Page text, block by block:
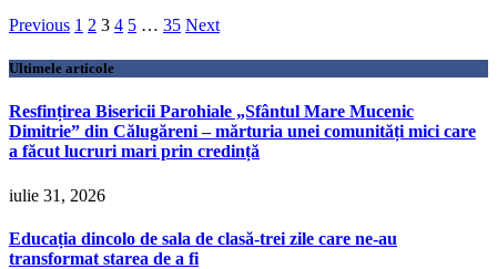
Previous 1 2 3 4 5 … 35 Next
Ultimele articole
Resfințirea Bisericii Parohiale „Sfântul Mare Mucenic
Dimitrie” din Călugăreni – mărturia unei comunități mici care
a făcut lucruri mari prin credință
iulie 31, 2026
Educația dincolo de sala de clasă-trei zile care ne-au
transformat starea de a fi